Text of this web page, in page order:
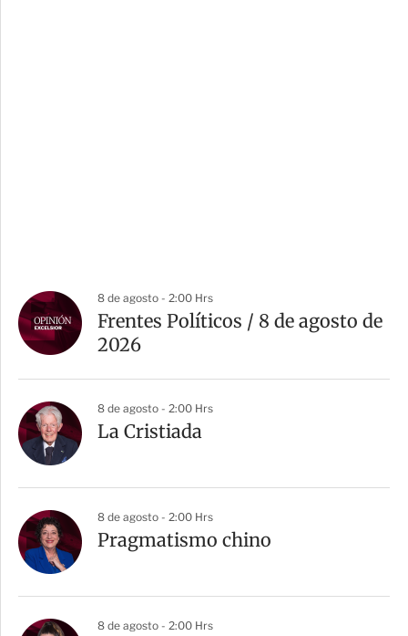
8 de agosto - 2:00 Hrs
Frentes Políticos / 8 de agosto de
2026
8 de agosto - 2:00 Hrs
La Cristiada
8 de agosto - 2:00 Hrs
Pragmatismo chino
8 de agosto - 2:00 Hrs